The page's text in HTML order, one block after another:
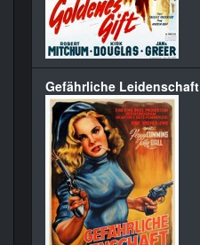
Gefährliche Leidenschaft